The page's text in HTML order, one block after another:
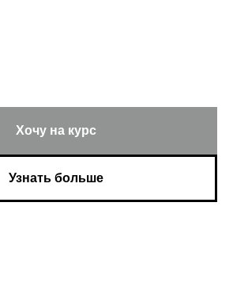
Хочу на курс
Узнать больше